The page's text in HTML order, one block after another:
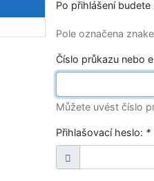
Po přihlášení
Pole označena
Číslo průkazu nebo
Můžete uvést číslo
Přihlašovací heslo: *